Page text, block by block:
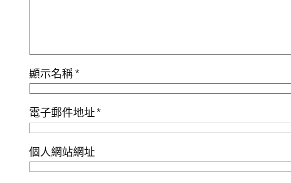
顯示名稱*
電子郵件地址*
個人網站網址